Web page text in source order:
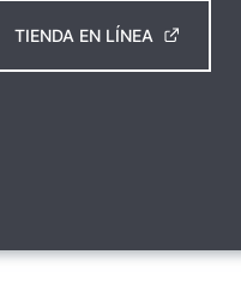
TIENDA EN LÍNEA